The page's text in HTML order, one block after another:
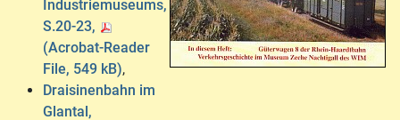
Industriemuseums,
S.20-23,
(Acrobat-Reader
File, 549 kB),
Draisinenbahn im
Glantal,